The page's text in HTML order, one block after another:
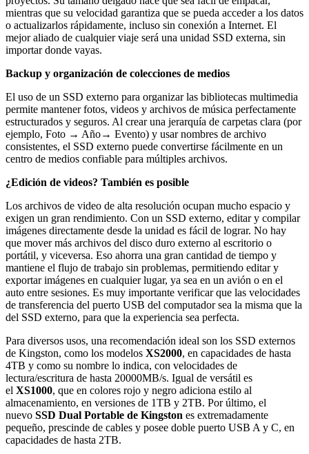
mientras que su velocidad garantiza que se pueda acceder a los datos
o actualizarlos rápidamente, incluso sin conexión a Internet. El
mejor aliado de cualquier viaje será una unidad SSD externa, sin
importar donde vayas.
Backup y organización de colecciones de medios
El uso de un SSD externo para organizar las bibliotecas multimedia
permite mantener fotos, videos y archivos de música perfectamente
estructurados y seguros. Al crear una jerarquía de carpetas clara (por
ejemplo, Foto → Año→ Evento) y usar nombres de archivo
consistentes, el SSD externo puede convertirse fácilmente en un
centro de medios confiable para múltiples archivos.
¿Edición de videos? También es posible
Los archivos de video de alta resolución ocupan mucho espacio y
exigen un gran rendimiento. Con un SSD externo, editar y compilar
imágenes directamente desde la unidad es fácil de lograr. No hay
que mover más archivos del disco duro externo al escritorio o
portátil, y viceversa. Eso ahorra una gran cantidad de tiempo y
mantiene el flujo de trabajo sin problemas, permitiendo editar y
exportar imágenes en cualquier lugar, ya sea en un avión o en el
auto entre sesiones. Es muy importante verificar que las velocidades
de transferencia del puerto USB del computador sea la misma que la
del SSD externo, para que la experiencia sea perfecta.
Para diversos usos, una recomendación ideal son los SSD externos
de Kingston, como los modelos XS2000, en capacidades de hasta
4TB y como su nombre lo indica, con velocidades de
lectura/escritura de hasta 20000MB/s. Igual de versátil es
el XS1000, que en colores rojo y negro adiciona estilo al
almacenamiento, en versiones de 1TB y 2TB. Por último, el
nuevo SSD Dual Portable de Kingston es extremadamente
pequeño, prescinde de cables y posee doble puerto USB A y C, en
capacidades de hasta 2TB.